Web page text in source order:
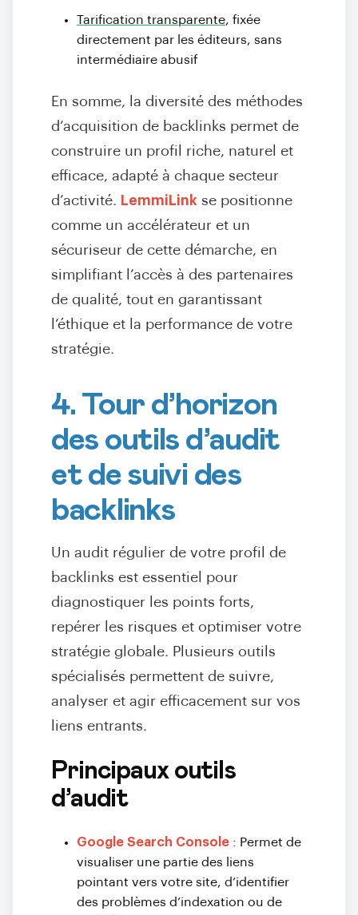
Tarification transparente, fixée
directement par les éditeurs, sans
intermédiaire abusif
En somme, la diversité des méthodes
d’acquisition de backlinks permet de
construire un profil riche, naturel et
efficace, adapté à chaque secteur
d’activité. LemmiLink se positionne
comme un accélérateur et un
sécuriseur de cette démarche, en
simplifiant l’accès à des partenaires
de qualité, tout en garantissant
l’éthique et la performance de votre
stratégie.
4. Tour d’horizon
des outils d’audit
et de suivi des
backlinks
Un audit régulier de votre profil de
backlinks est essentiel pour
diagnostiquer les points forts,
repérer les risques et optimiser votre
stratégie globale. Plusieurs outils
spécialisés permettent de suivre,
analyser et agir efficacement sur vos
liens entrants.
Principaux outils
d’audit
Google Search Console : Permet de
visualiser une partie des liens
pointant vers votre site, d’identifier
des problèmes d’indexation ou de